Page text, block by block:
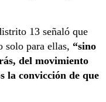
13 señaló que
solo para ellas, “sino
del movimiento
la convicción de que